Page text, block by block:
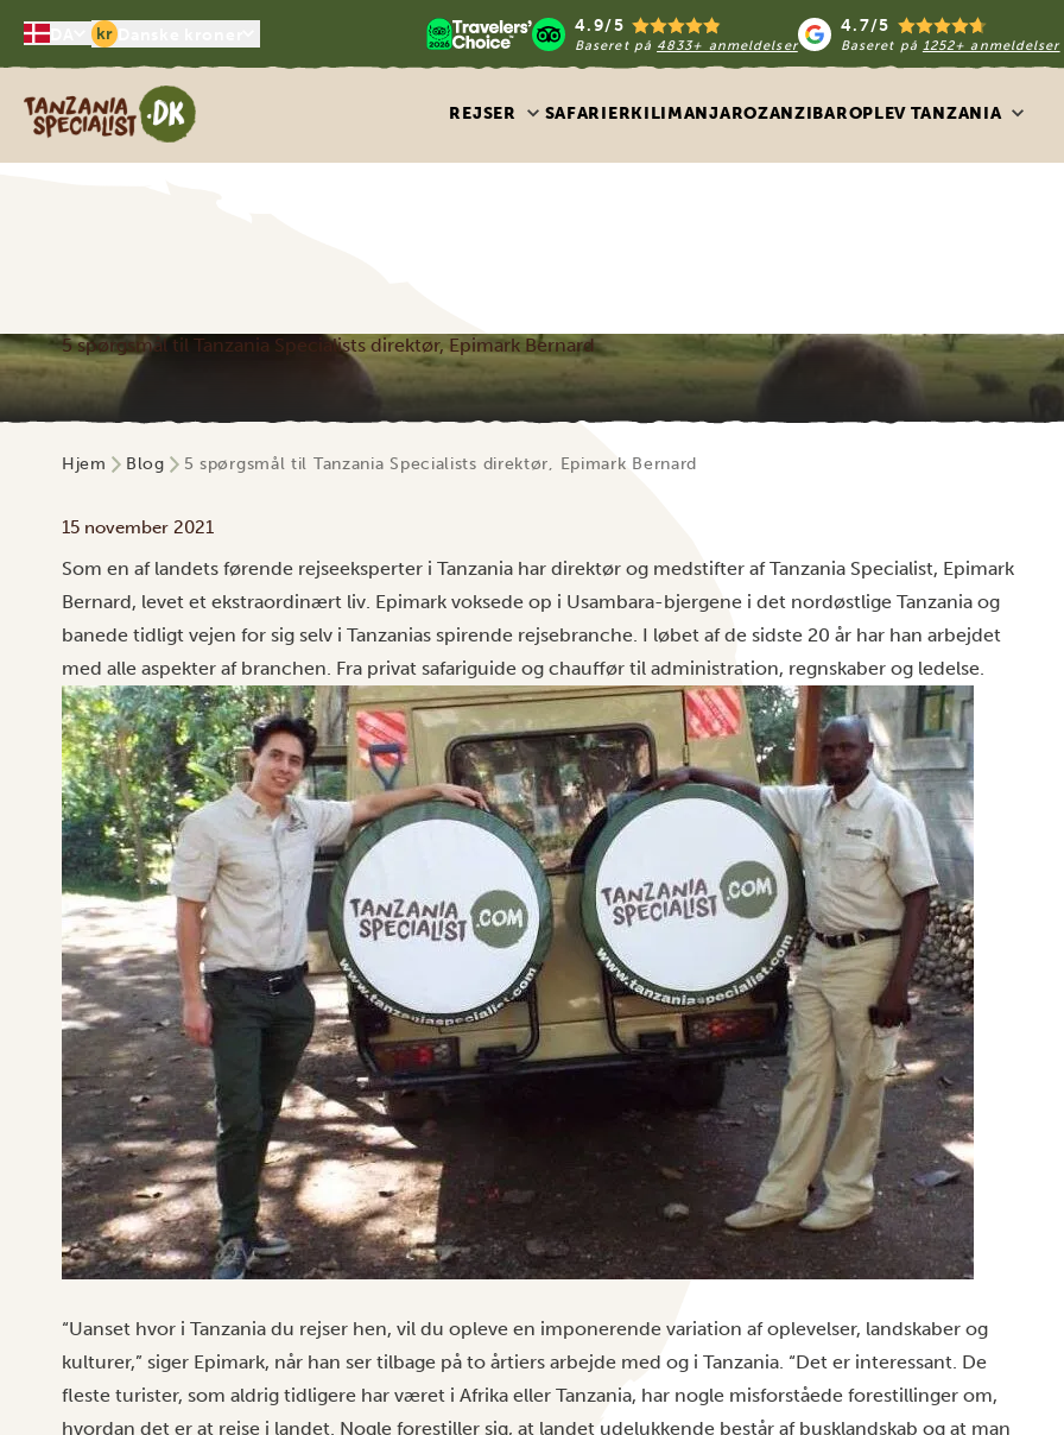
kr 4.9/5
Baseret på 4833+ anmeldelser
4.7/5
Baseret på 1252+ anmeldelser
Tanzania Specialist
REJSER SAFARIERKILIMANJAROZANZIBAROPLEV TANZANIA
5 spørgsmål til Tanzania Specialists direktør, Epimark Bernard
Hjem Blog 5 spørgsmål til Tanzania Specialists direktør, Epimark Bernard
15 november 2021
Som en af landets førende rejseeksperter i Tanzania har direktør og medstifter af Tanzania Specialist, Epimark
Bernard, levet et ekstraordinært liv. Epimark voksede op i Usambara-bjergene i det nordøstlige Tanzania og
banede tidligt vejen for sig selv i Tanzanias spirende rejsebranche. I løbet af de sidste 20 år har han arbejdet
med alle aspekter af branchen. Fra privat safariguide og chauffør til administration, regnskaber og ledelse.
“Uanset hvor i Tanzania du rejser hen, vil du opleve en imponerende variation af oplevelser, landskaber og
kulturer,” siger Epimark, når han ser tilbage på to årtiers arbejde med og i Tanzania. “Det er interessant. De
fleste turister, som aldrig tidligere har været i Afrika eller Tanzania, har nogle misforståede forestillinger om,
hvordan det er at rejse i landet. Nogle forestiller sig, at landet udelukkende består af busklandskab og at man